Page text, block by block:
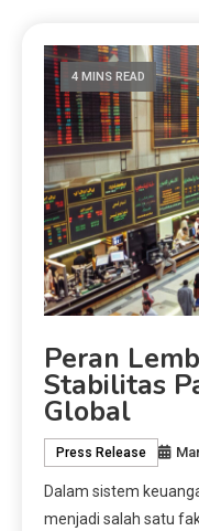
4 MINS READ
Peran
Stabilitas
Global
Press Release
Dalam sistem
menjadi salah satu